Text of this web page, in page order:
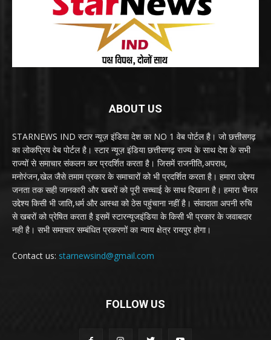
ABOUT US
STARNEWS IND स्टार न्यूज़ इंडिया देश का NO 1 वेब पोर्टल है। जो छत्तीसगढ़
का लोकप्रिय वेब पोर्टल है। स्टार न्यूज़ इंडिया छत्तीसगढ़ राज्य के साथ देश के सभी
राज्यों से समाचार संकलन कर प्रदर्शित करता है। जिसमें राजनीति,अपराध,
मनोरंजन,खेल जैसे तमाम प्रकार के समाचारों को भी प्रदर्शित करता है। हमारा उद्देश्य
जनता तक सही जानकारी और खबरों को पूरी सच्चाई के साथ दिखाना है। हमारा चैनल
उद्देश्य किसी भी जाति,धर्म और आस्था को ठेस पहुंचाना नहीं है। संवादाता अपनी रुचि
से खबरों को प्रेषित करता है इसमें स्टारन्यूजइंडिया के किसी भी प्रकार के जवाबदार
नही है। सभी समाचार सम्बंधित प्रकरणों का न्याय क्षेत्र रायपुर होगा।
Contact us: starnewsind@gmail.com
FOLLOW US